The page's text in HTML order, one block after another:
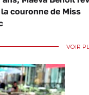
couronne de Miss
VOIR